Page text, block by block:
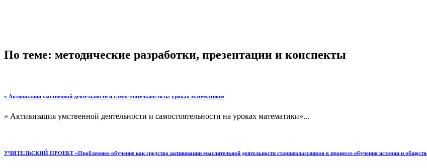
По теме: методические разработки, презентации и конспекты
« Активизация умственной деятельности и самостоятельности на уроках математики»
« Активизация умственной деятельности и самостоятельности на уроках математики»...
УЧИТЕЛЬСКИЙ ПРОЕКТ «Проблемное обучение как средство активизации мыслительной деятельности старшеклассников в процессе обучения истории и